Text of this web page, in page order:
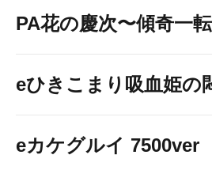
PA花の慶次〜傾奇一
eひきこまり吸血姫の
eカケグルイ 7500ver